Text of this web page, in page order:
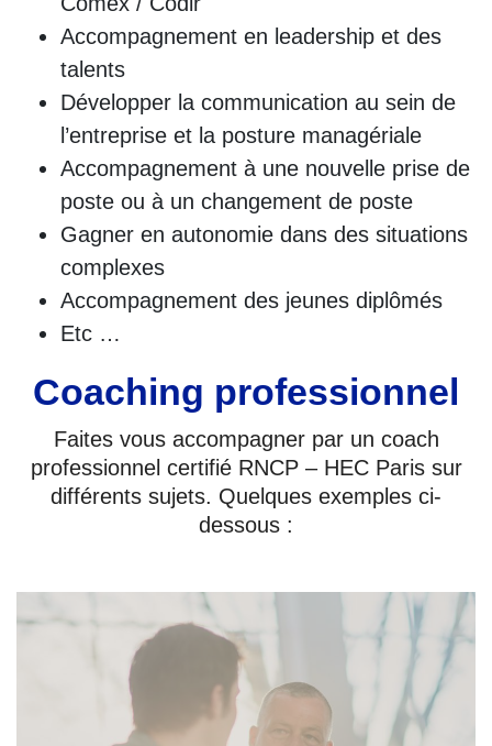
Accompagnement en leadership et des
talents
Développer la communication au sein de
l’entreprise et la posture managériale
Accompagnement à une nouvelle prise de
poste ou à un changement de poste
Gagner en autonomie dans des situations
complexes
Accompagnement des jeunes diplômés
Etc …
Coaching professionnel
Faites vous accompagner par un coach
professionnel certifié RNCP – HEC Paris sur
différents sujets. Quelques exemples ci-
dessous :